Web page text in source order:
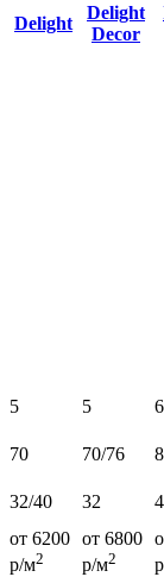
Delight
Delight
Decor
5 5
6
70 70/76
32/40 32
от 6200
р/м2
от 6800
р/м2